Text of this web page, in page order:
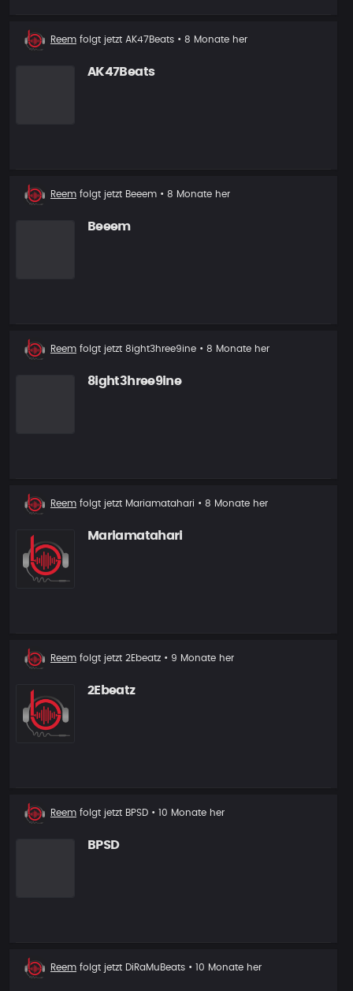
Neuer
Reem folgt jetzt AK47Beats • 8 Monate her
AK47Beats
Neuer
Reem folgt jetzt Beeem • 8 Monate her
Beeem
Neuer
Reem folgt jetzt 8ight3hree9ine • 8 Monate her
8ight3hree9ine
Neuer
Reem folgt jetzt Mariamatahari • 8 Monate her
Mariamatahari
Neuer
Reem folgt jetzt 2Ebeatz • 9 Monate her
2Ebeatz
Neuer
Reem folgt jetzt BPSD • 10 Monate her
BPSD
Neuer
Reem folgt jetzt DiRaMuBeats • 10 Monate her